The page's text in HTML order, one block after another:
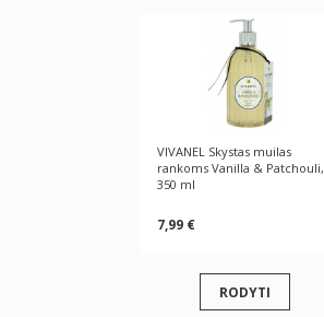
VIVANEL Skystas muilas
rankoms Vanilla & Patchouli,
350 ml
7,99 €
RODYTI